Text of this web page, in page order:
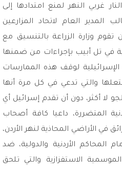
غربي النهر لمنع امتدادها إلى
العام لاتحاد المزارعين
وزارة الزراعة بالتنسيق مع
في تل أبيب بإجراءات من ضمنها
لوقف هذه الممارسات
والتي تدعي في كل مرة أنها
لا أكثر، دون أن تقدم إسرائيل أي
المتضررة، داعيا كافة أصحاب
في الأراضي المحاذية لنهر الأردن،
المحاكم الأردنية والدولية، ضد
الاستفزازية والتي تلحق